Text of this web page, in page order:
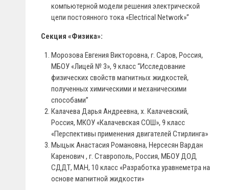
компьютерной модели решения электрической
цепи постоянного тока «Electrical Network»”
Секция «Физика»:
Морозова Евгения Викторовна, г. Саров, Россия,
МБОУ «Лицей № 3», 9 класс “Исследование
физических свойств магнитных жидкостей,
полученных химическими и механическими
способами”
Калачева Дарья Андреевна, х. Калачевский,
Россия, МКОУ «Калачевская СОШ», 9 класс
«Перспективы применения двигателей Стирлинга»
Мыцык Анастасия Романовна, Нерсесян Вардан
Каренович , г. Ставрополь, Россия, МБОУ ДОД
СДДТ, МАН, 10 класс «Разработка уравнеметра на
основе магнитной жидкости»